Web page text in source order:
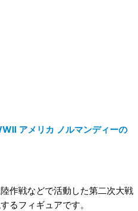
アメリカ ノルマンディーの
作戦などで活動した第二次大戦
るフィギュアです。